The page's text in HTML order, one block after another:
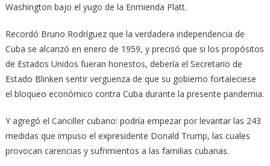
Washington bajo el yugo de la Enmienda Platt.
Recordó Bruno Rodríguez que la verdadera independencia de
Cuba se alcanzó en enero de 1959, y precisó que si los propósitos
de Estados Unidos fueran honestos, debería el Secretario de
Estado Blinken sentir vergüenza de que su gobierno fortaleciese
el bloqueo económico contra Cuba durante la presente pandemia.
Y agregó el Canciller cubano: podría empezar por levantar las 243
medidas que impuso el expresidente Donald Trump, las cuales
provocan carencias y sufrimientos a las familias cubanas.